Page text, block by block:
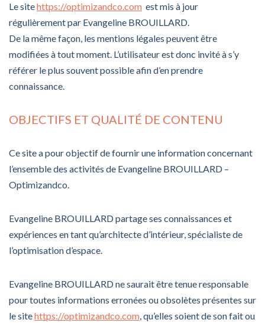
Le sitehttps://optimizandco.com est mis à jour
régulièrement par Evangeline BROUILLARD.
De la même façon, les mentions légales peuvent être
modifiées à tout moment. L’utilisateur est donc invité à s’y
référer le plus souvent possible afin d’en prendre
connaissance.
OBJECTIFS ET QUALITÉ DE CONTENU
Ce site a pour objectif de fournir une information concernant
l’ensemble des activités de Evangeline BROUILLARD –
Optimizandco.
Evangeline BROUILLARD partage ses connaissances et
expériences en tant qu’architecte d’intérieur, spécialiste de
l’optimisation d’espace.
Evangeline BROUILLARD ne saurait être tenue responsable
pour toutes informations erronées ou obsolètes présentes sur
le sitehttps://optimizandco.com, qu’elles soient de son fait ou